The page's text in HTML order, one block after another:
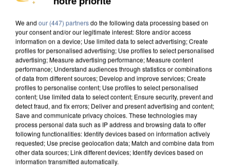
MAFIA INTERPELLÉ EN ALGÉRIE
We and our (447) partnersdo the following data processing based on
your consent and/or our legitimate interest: Store and/or access
information on a device; Use limited data to select advertising; Create
profiles for personalised advertising; Use profiles to select personalised
advertising; Measure advertising performance; Measure content
performance; Understand audiences through statistics or combinations
of data from different sources; Develop and improve services; Create
profiles to personalise content; Use profiles to select personalised
content; Use limited data to select content; Ensure security, prevent and
detect fraud, and fix errors; Deliver and present advertising and content;
Save and communicate privacy choices. These technologies may
process personal data such as IP address and browsing data to offer
following functionalities: Identify devices based on information actively
requested; Use precise geolocation data; Match and combine data from
other data sources; Link different devices; Identify devices based on
information transmitted automatically.